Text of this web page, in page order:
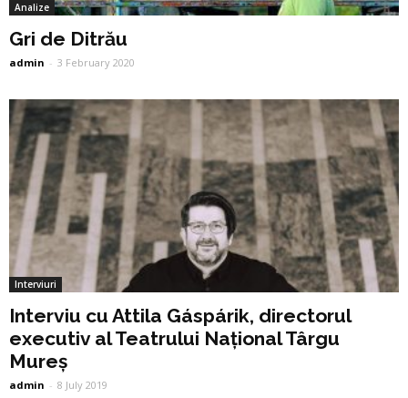
Analize
Gri de Ditrău
admin - 3 February 2020
Interviuri
Interviu cu Attila Gáspárik, directorul
executiv al Teatrului Național Târgu
Mureș
admin - 8 July 2019